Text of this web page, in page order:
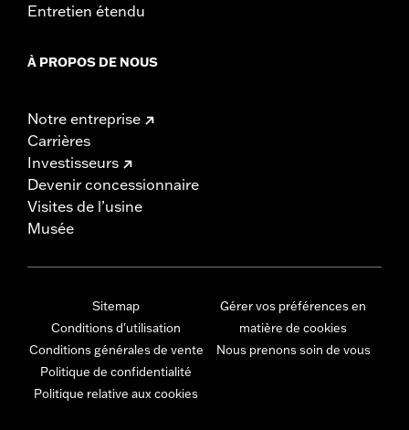
Entretien étendu
À PROPOS DE NOUS
Notre entreprise
Carrières
Investisseurs
Devenir concessionnaire
Visites de l’usine
Musée
Sitemap
Conditions d'utilisation
Conditions générales de vente
Politique de confidentialité
Politique relative aux cookies
Gérer vos préférences en
matière de cookies
Nous prenons soin de vous